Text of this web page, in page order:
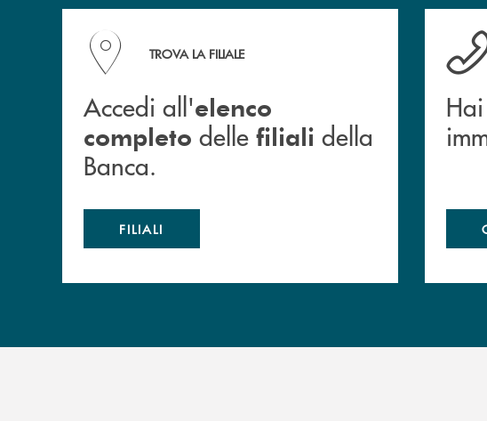
Accedi all' elenco completo delle filiali della Banca.
TROVA LA FILIALE
Accedi all'elenco
completo delle filiali della
Banca.
FILIALI
Hai